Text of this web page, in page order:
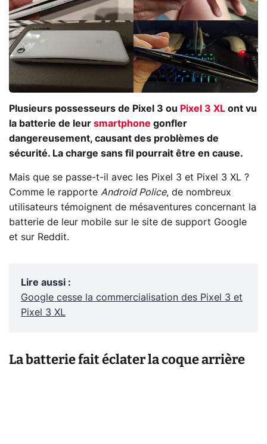
Plusieurs possesseurs de Pixel 3 ou Pixel 3 XL ont vu
la batterie de leur smartphone gonfler
dangereusement, causant des problèmes de
sécurité. La charge sans fil pourrait être en cause.
Mais que se passe-t-il avec les Pixel 3 et Pixel 3 XL ?
Comme le rapporte Android Police, de nombreux
utilisateurs témoignent de mésaventures concernant la
batterie de leur mobile sur le site de support Google
et sur Reddit.
Lire aussi :
Google cesse la commercialisation des Pixel 3 et
Pixel 3 XL
La batterie fait éclater la coque arrière